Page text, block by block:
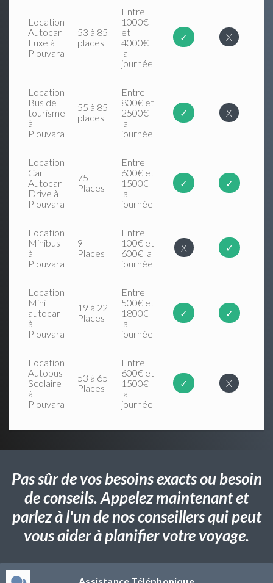
Location
Autocar
Luxe à
Plouvara
53 à 85
places
Entre
1000€
et
4000€
la
journée
✓ X
Location
Bus de
tourisme
à
Plouvara
55 à 85
places
Entre
800€ et
2500€
la
journée
✓ X
Location
Car
Autocar-
Drive à
Plouvara
75
Places
Entre
600€ et
1500€
la
journée
✓ ✓
Location
Minibus
à
Plouvara
9
Places
Entre
100€ et
600€ la
journée
X ✓
Location
Mini
autocar
à
Plouvara
19 à 22
Places
Entre
500€ et
1800€
la
journée
✓ ✓
Location
Autobus
Scolaire
à
Plouvara
53 à 65
Places
Entre
600€ et
1500€
la
journée
✓ X
Pas sûr de vos besoins exacts ou besoin
de conseils. Appelez maintenant et
parlez à l'un de nos conseillers qui peut
vous aider à planifier votre voyage.